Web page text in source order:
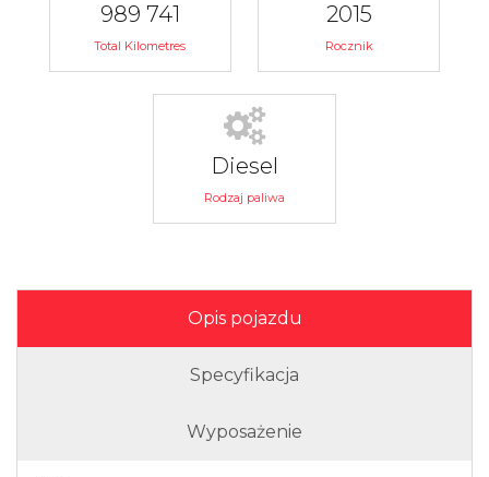
989 741
Total Kilometres
2015
Rocznik
Diesel
Rodzaj paliwa
Opis pojazdu
Specyfikacja
Wyposażenie